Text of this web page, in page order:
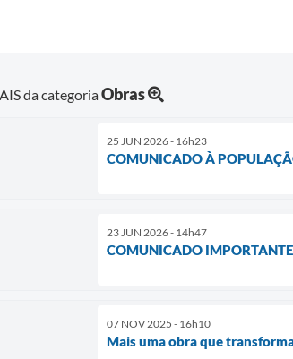
da categoriaObras
25 JUN 2026 - 16h23
COMUNICADO À
23 JUN 2026 - 14h47
COMUNICADO
07 NOV 2025 - 16h10
Mais uma obra que